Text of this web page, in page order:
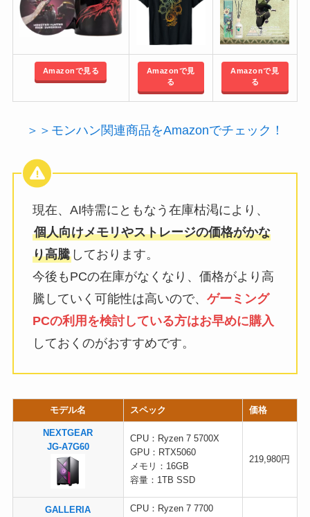
Amazonで見る
Amazonで見
る
Amazonで見
る
＞＞モンハン関連商品をAmazonでチェック！
現在、AI特需にともなう在庫枯渇により、
個人向けメモリやストレージの価格がかな
り高騰しております。
今後もPCの在庫がなくなり、価格がより高
騰していく可能性は高いので、 ゲーミング
PCの利用を検討している方はお早めに購入
しておくのがおすすめです。
モデル名 スペック 価格
NEXTGEAR
JG-A7G60
CPU：Ryzen 7 5700X
GPU：RTX5060
メモリ：16GB
容量：1TB SSD
219,980円
GALLERIA CPU：Ryzen 7 7700